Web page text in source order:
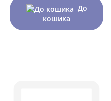
До
кошика